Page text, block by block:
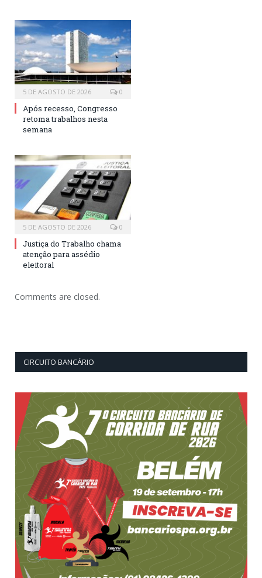
5 DE AGOSTO DE 2026 0
Após recesso, Congresso
retoma trabalhos nesta
semana
5 DE AGOSTO DE 2026 0
Justiça do Trabalho chama
atenção para assédio
eleitoral
Comments are closed.
CIRCUITO BANCÁRIO